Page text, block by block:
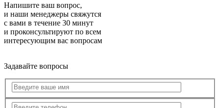
Напишите ваш вопрос,
и наши менеджеры свяжутся
с вами в течение 30 минут
и проконсультируют по всем
интересующим вас вопросам
Задавайте вопросы